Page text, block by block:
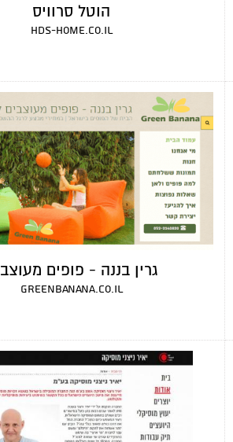
הוטל סרוויס
hds-home.co.il
גרין בננה - פופים
greenbanana.co.il